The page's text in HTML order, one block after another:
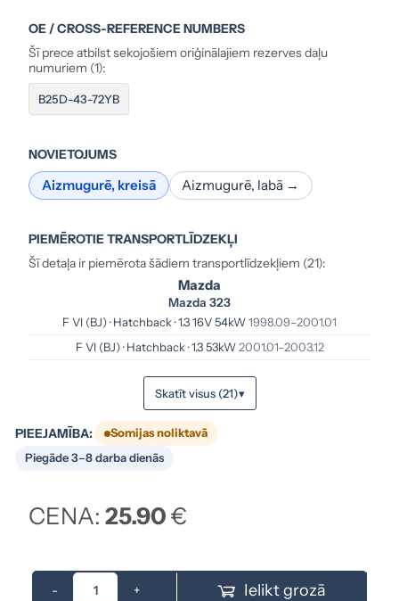
OE / CROSS-REFERENCE NUMBERS
Šī prece atbilst sekojošiem oriģinālajiem rezerves daļu
numuriem (1):
B25D-43-72YB
NOVIETOJUMS
Aizmugurē, kreisā Aizmugurē, labā →
PIEMĒROTIE TRANSPORTLĪDZEKĻI
Šī detaļa ir piemērota šādiem transportlīdzekļiem (21):
Mazda
Mazda 323
F VI (BJ) · Hatchback · 1.3 16V 54kW1998.09–2001.01
F VI (BJ) · Hatchback · 1.3 53kW 2001.01–2003.12
Skatīt visus (21)▾
PIEEJAMĪBA:
Somijas noliktavā
Piegāde 3–8 darba dienās
CENA:25.90€
- + Ielikt grozā